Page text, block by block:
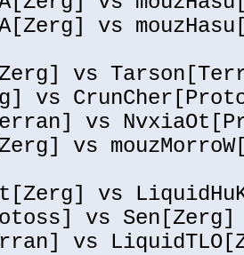
vs
vs
vs
vs
vs
vs
vs
vs